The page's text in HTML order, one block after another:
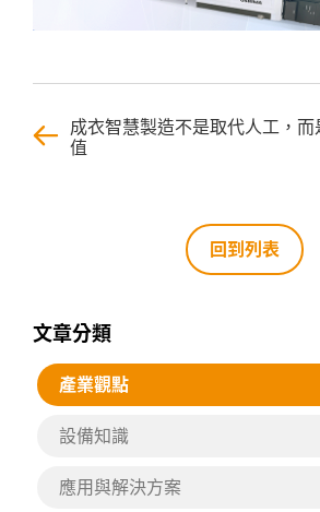
成衣智慧製造不是取代人工，
值
回到列表
文章分類
產業觀點
設備知識
應用與解決方案